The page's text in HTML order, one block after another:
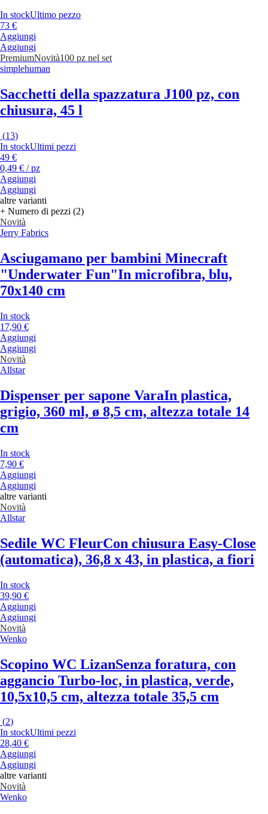
In stockUltimo pezzo
73 €
Aggiungi
Aggiungi
PremiumNovità100 pz nel set
simplehuman
Sacchetti della spazzatura J100 pz, con
chiusura, 45 l
(13)
In stockUltimi pezzi
49 €
0,49 € / pz
Aggiungi
Aggiungi
altre varianti
+ Numero di pezzi (2)
Novità
Jerry Fabrics
Asciugamano per bambini Minecraft
"Underwater Fun"In microfibra, blu,
70x140 cm
In stock
17,90 €
Aggiungi
Aggiungi
Novità
Allstar
Dispenser per sapone VaraIn plastica,
grigio, 360 ml, ø 8,5 cm, altezza totale 14
cm
In stock
7,90 €
Aggiungi
Aggiungi
altre varianti
Novità
Allstar
Sedile WC FleurCon chiusura Easy-Close
(automatica), 36,8 x 43, in plastica, a fiori
In stock
39,90 €
Aggiungi
Aggiungi
Novità
Wenko
Scopino WC LizanSenza foratura, con
aggancio Turbo-loc, in plastica, verde,
10,5x10,5 cm, altezza totale 35,5 cm
(2)
In stockUltimi pezzi
28,40 €
Aggiungi
Aggiungi
altre varianti
Novità
Wenko